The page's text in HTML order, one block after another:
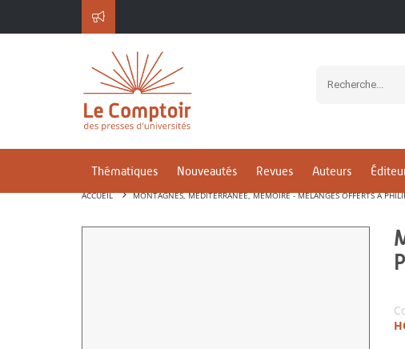
Thématiques Nouveautés Revues Auteurs
ACCUEIL MONTAGNES, MEDITERRANEE, MEMOIRE - MELANGES OFFERTS A